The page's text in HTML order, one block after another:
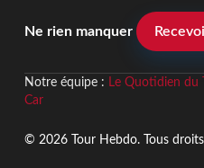
Ne rien manquer
Notre équipe : Le Quotidien du
Car
© 2026 Tour Hebdo. Tous droits